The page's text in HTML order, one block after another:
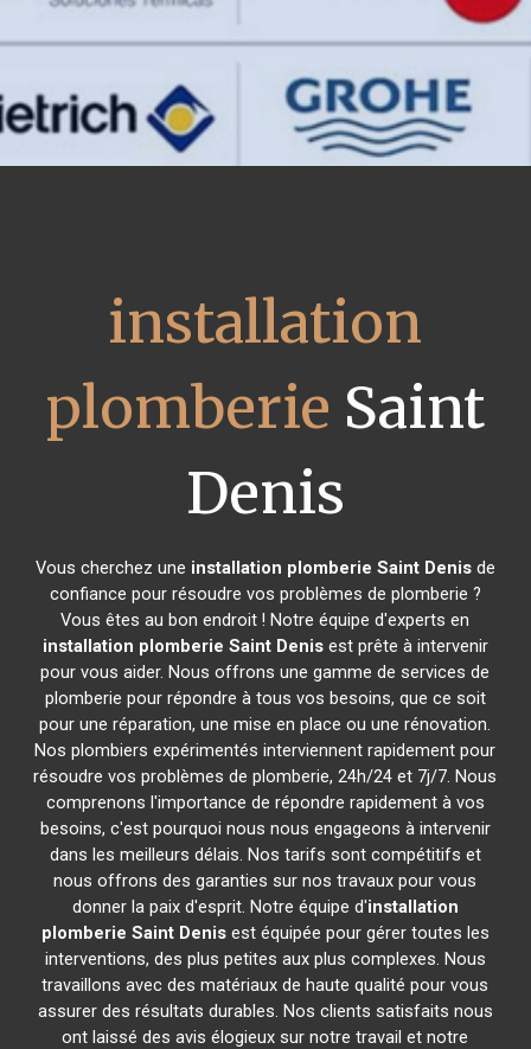
installation
plomberie Saint
Denis
Vous cherchez une installation plomberie Saint Denisde
confiance pour résoudre vos problèmes de plomberie ?
Vous êtes au bon endroit ! Notre équipe d'experts en
installation plomberie Saint Denisest prête à intervenir
pour vous aider. Nous offrons une gamme de services de
plomberie pour répondre à tous vos besoins, que ce soit
pour une réparation, une mise en place ou une rénovation.
Nos plombiers expérimentés interviennent rapidement pour
résoudre vos problèmes de plomberie, 24h/24 et 7j/7. Nous
comprenons l'importance de répondre rapidement à vos
besoins, c'est pourquoi nous nous engageons à intervenir
dans les meilleurs délais. Nos tarifs sont compétitifs et
nous offrons des garanties sur nos travaux pour vous
donner la paix d'esprit. Notre équipe d'installation
plomberie Saint Denisest équipée pour gérer toutes les
interventions, des plus petites aux plus complexes. Nous
travaillons avec des matériaux de haute qualité pour vous
assurer des résultats durables. Nos clients satisfaits nous
ont laissé des avis élogieux sur notre travail et notre